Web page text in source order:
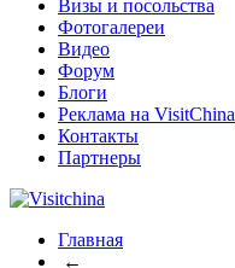
Визы и посольства
Фотогалереи
Видео
Форум
Блоги
Реклама на VisitChina
Контакты
Партнеры
Главная
←